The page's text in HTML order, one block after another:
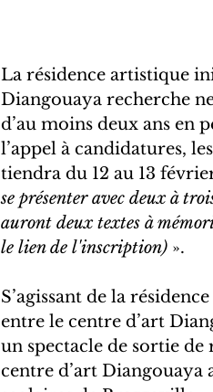
La résidence artistique
Diangouaya recherche
d’au moins deux ans en
l’appel à candidatures,
tiendra du 12 au 13
se présenter avec deux à
auront deux textes à
le lien de l'inscription) ».
S’agissant de la
entre le centre d’art
un spectacle de sortie de
centre d’art Diangouaya